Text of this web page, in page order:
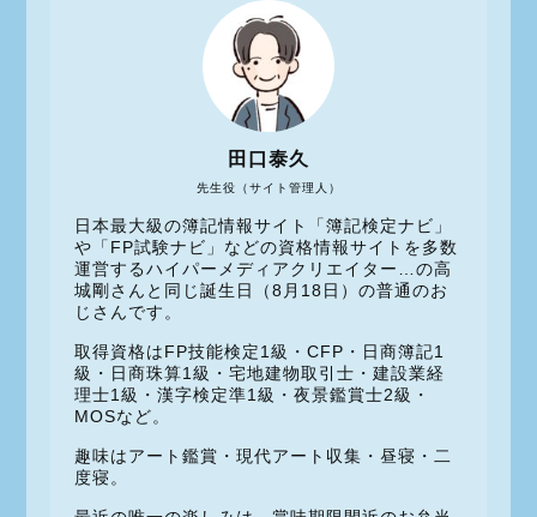
先生役（サイト管理人）
田口泰久
日本最大級の簿記情報サイト「簿記検定ナビ」
や「FP試験ナビ」などの資格情報サイトを多数
運営するハイパーメディアクリエイター…の高
城剛さんと同じ誕生日（8月18日）の普通のお
じさんです。
取得資格はFP技能検定1級・CFP・日商簿記1
級・日商珠算1級・宅地建物取引士・建設業経
理士1級・漢字検定準1級・夜景鑑賞士2級・
MOSなど。
趣味はアート鑑賞・現代アート収集・昼寝・二
度寝。